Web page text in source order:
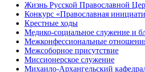
Жизнь Русской Православной
Конкурс «Православная
Крестные ходы
Медико-социальное служение и
Межконфессиональные
Межсоборное присутствие
Миссионерское служение
Михаило-Архангельский